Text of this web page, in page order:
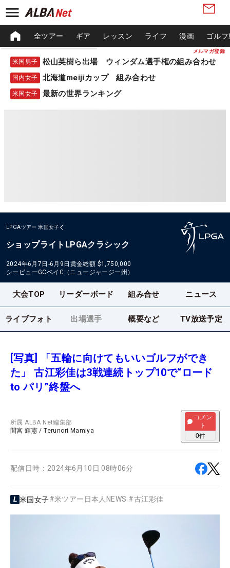
メルマガ登録
全ツアー ギア レッスン ライフ 漫画 ゴル
米国男子 松山英樹ら出場 ウィンダム選手権の組み合わせ
国内女子 北海道meijiカップ 組み合わせ
米国女子 最新の世界ランキング
LPGAツアー 米国女子
ショップライトLPGAクラシック
2024年6月7日-6月9日 賞金総額 $1,750,000
シービューGCベイC（ニュージャージー州）
大会TOP リーダーボード 組み合せ ニュース
ライブフォト 出場選手 概要など TV放送予定
[写真] 「五輪に向けてもいいゴルフができ
た」 古江彩佳は3戦連続トップ10で“ロード
to パリ”終盤へ
所属ALBA Net編集部
間宮 輝憲 /Terunori Mamiya
コメン
ト
0件
配信日時： 2024年6月10日 08時06分
米国女子#米ツアー日本人NEWS #古江彩佳